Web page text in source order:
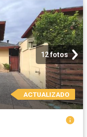
12 fotos
ACTUALIZADO